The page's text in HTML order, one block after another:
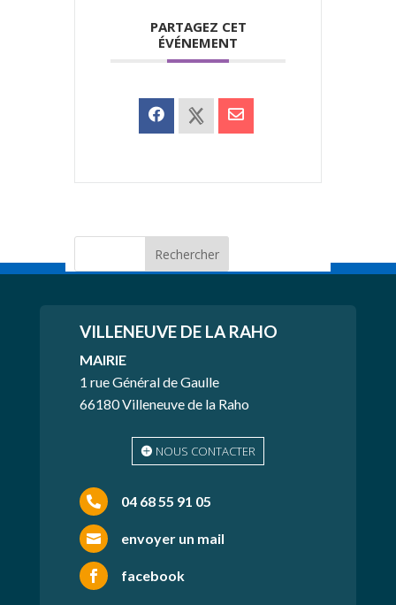
PARTAGEZ CET
ÉVÉNEMENT
VILLENEUVE DE LA RAHO
MAIRIE
1 rue Général de Gaulle
66180 Villeneuve de la Raho
NOUS CONTACTER
 04 68 55 91 05
 envoyer un mail
 facebook